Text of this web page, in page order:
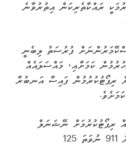
ރައްކާތެރިކަން އިތުރުވާނެ
ފުރުސަތު ލިބެނީ
ކަމަށާއި، މައްސަލައެއް
ރިޕޯޓުކުރުމުން ފައިސާ އަނބުރާ
ރިޕޯޓުކުރުމަށް ނޭޝަނަލް
އެމަރޖެންސީ ކޯލް ސެންޓަރު 911 ނުވަތަ 125